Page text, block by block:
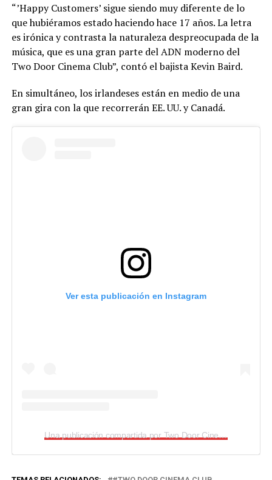
“’Happy Customers’ sigue siendo muy diferente de lo
que hubiéramos estado haciendo hace 17 años. La letra
es irónica y contrasta la naturaleza despreocupada de la
música, que es una gran parte del ADN moderno del
Two Door Cinema Club”, contó el bajista Kevin Baird.
En simultáneo, los irlandeses están en medio de una
gran gira con la que recorrerán EE. UU. y Canadá.
Ver esta publicación en Instagram
Una publicación compartida por Two Door Cinema Club (@twodoorcinemaclub)